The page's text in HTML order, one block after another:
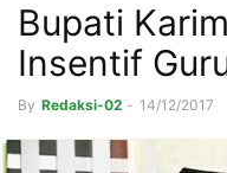
Bupati
Insentif
By Redaksi-02 - 14/12/2017